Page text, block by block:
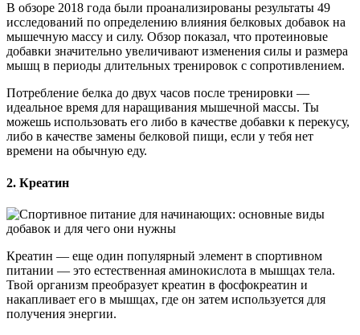
В обзоре 2018 года были проанализированы результаты 49
исследований по определению влияния белковых добавок на
мышечную массу и силу. Обзор показал, что протеиновые
добавки значительно увеличивают изменения силы и размера
мышц в периоды длительных тренировок с сопротивлением.
Потребление белка до двух часов после тренировки —
идеальное время для наращивания мышечной массы. Ты
можешь использовать его либо в качестве добавки к перекусу,
либо в качестве замены белковой пищи, если у тебя нет
времени на обычную еду.
2. Креатин
Креатин — еще один популярный элемент в спортивном
питании — это естественная аминокислота в мышцах тела.
Твой организм преобразует креатин в фосфокреатин и
накапливает его в мышцах, где он затем используется для
получения энергии.